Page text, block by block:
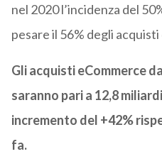
nel 2020 l’incidenza del
pesare il 56% degli
Gli acquisti eCommerce
saranno pari a 12,8
incremento del +42%
fa.